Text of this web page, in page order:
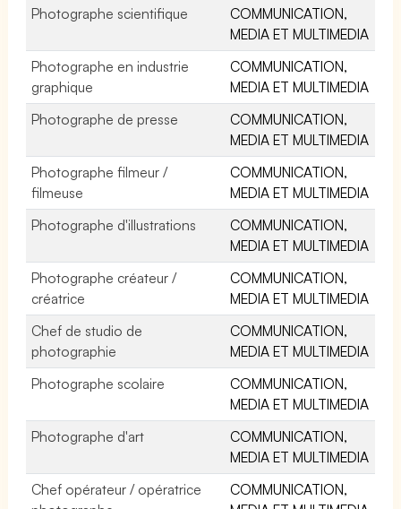
Photographe scientifique
COMMUNICATION,
MEDIA ET MULTIMEDIA
Photographe en industrie
graphique
COMMUNICATION,
MEDIA ET MULTIMEDIA
Photographe de presse
COMMUNICATION,
MEDIA ET MULTIMEDIA
Photographe filmeur /
filmeuse
COMMUNICATION,
MEDIA ET MULTIMEDIA
Photographe d'illustrations
COMMUNICATION,
MEDIA ET MULTIMEDIA
Photographe créateur /
créatrice
COMMUNICATION,
MEDIA ET MULTIMEDIA
Chef de studio de
photographie
COMMUNICATION,
MEDIA ET MULTIMEDIA
Photographe scolaire
COMMUNICATION,
MEDIA ET MULTIMEDIA
Photographe d'art
COMMUNICATION,
MEDIA ET MULTIMEDIA
Chef opérateur / opératrice
COMMUNICATION,